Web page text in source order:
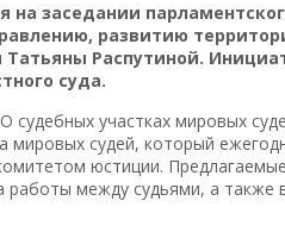
на заседании
развитию
Распутиной.
суда.
судебных участках мировых
мировых судей, который
юстиции.
между судьями, а также